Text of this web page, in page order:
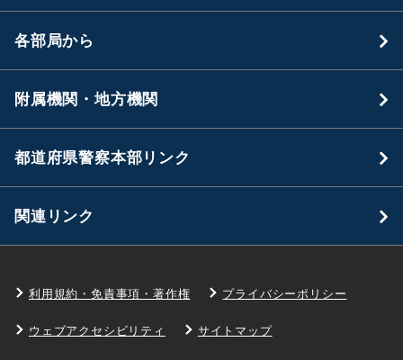
各部局から
附属機関・地方機関
都道府県警察本部リンク
関連リンク
利用規約・免責事項・著作権 プライバシーポリシー
ウェブアクセシビリティ サイトマップ